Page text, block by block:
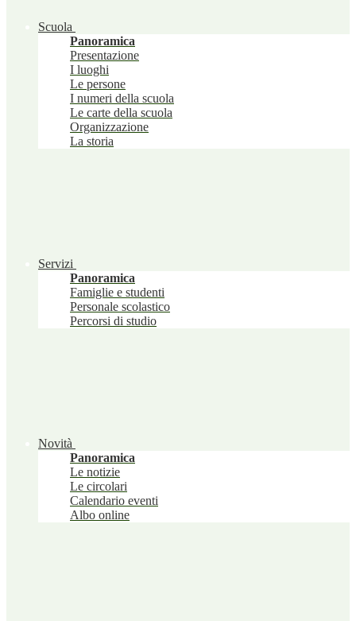
Scuola
Panoramica
Presentazione
I luoghi
Le persone
I numeri della scuola
Le carte della scuola
Organizzazione
La storia
Servizi
Panoramica
Famiglie e studenti
Personale scolastico
Percorsi di studio
Novità
Panoramica
Le notizie
Le circolari
Calendario eventi
Albo online